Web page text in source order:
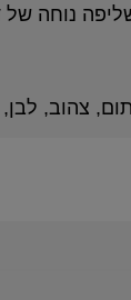
נוחה של
צהוב,